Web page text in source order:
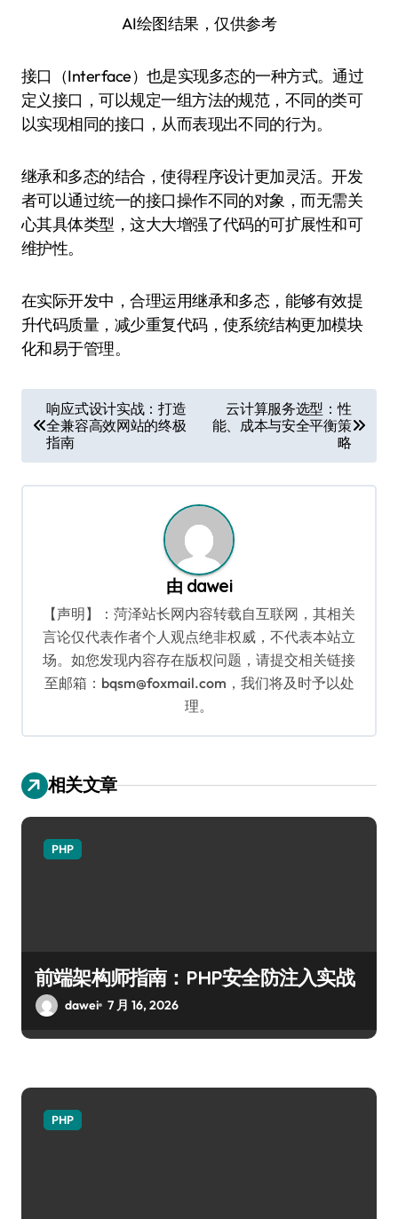
AI绘图结果，仅供参考
接口（Interface）也是实现多态的一种方式。通过
定义接口，可以规定一组方法的规范，不同的类可
以实现相同的接口，从而表现出不同的行为。
继承和多态的结合，使得程序设计更加灵活。开发
者可以通过统一的接口操作不同的对象，而无需关
心其具体类型，这大大增强了代码的可扩展性和可
维护性。
在实际开发中，合理运用继承和多态，能够有效提
升代码质量，减少重复代码，使系统结构更加模块
化和易于管理。
章
导
航
响应式设计实战：打造
全兼容高效网站的终极
指南
云计算服务选型：性
能、成本与安全平衡策
略
由 dawei
【声明】：菏泽站长网内容转载自互联网，其相关
言论仅代表作者个人观点绝非权威，不代表本站立
场。如您发现内容存在版权问题，请提交相关链接
至邮箱：bqsm@foxmail.com，我们将及时予以处
理。
相关文章
PHP
前端架构师指南：PHP安全防注入实战
dawei 7 月 16, 2026
PHP